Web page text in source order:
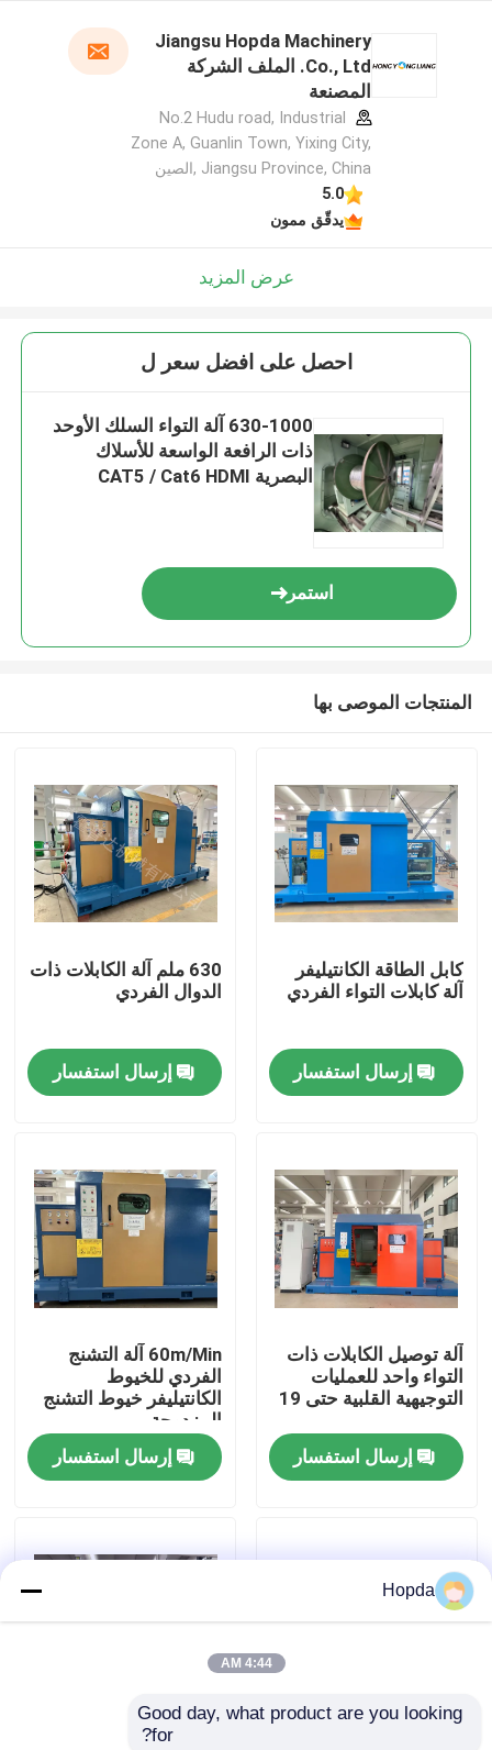
منتجات
فيديوهات
جولة في المصنع
مراقبة الجودة
أخبار
Jiangsu Hopda Machinery
Co., Ltd. الملف الشركة
المصنعة
No.2 Hudu road, Industrial
Zone A, Guanlin Town, Yixing City,
Jiangsu Province, China ,الصين
5.0
يدقّق ممون
عرض المزيد
احصل على افضل سعر ل
630-1000 آلة التواء السلك الأوحد
ذات الرافعة الواسعة للأسلاك
البصرية CAT5 / Cat6 HDMI
استمر
المنتجات الموصى بها
كابل الطاقة الكانتيليفر
آلة كابلات التواء الفردي
إرسال استفسار
630 ملم آلة الكابلات ذات
الدوال الفردي
إرسال استفسار
آلة توصيل الكابلات ذات
التواء واحد للعمليات
التوجيهية القلبية حتى 19
إرسال استفسار
60m/Min آلة التشنج
الفردي للخيوط
الكانتيليفر خيوط التشنج
المزدوجة
إرسال استفسار
سلك إطار واحد التواء آلة
Hopda
4:44 AM
Good day, what product are you looking
for?